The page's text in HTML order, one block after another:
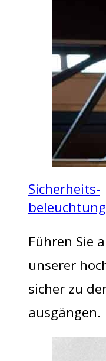
Sicherheits-
beleuchtung
Führen Sie
unserer
sicher zu
ausgängen.